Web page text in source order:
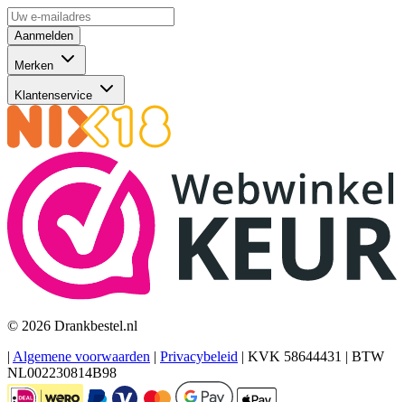
Aanmelden
Merken
Klantenservice
© 2026 Drankbestel.nl
| Algemene voorwaarden | Privacybeleid | KVK 58644431 | BTW
NL002230814B98